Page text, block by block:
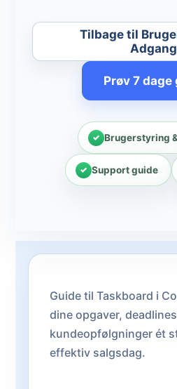
Tilbage til
Prøv 7 dage
Brugerstyring
Support guide
Guide til Taskboard i
dine opgaver,
kundeopfølgninger ét
effektiv salgsdag.